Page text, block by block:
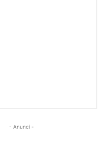
- Anunci -